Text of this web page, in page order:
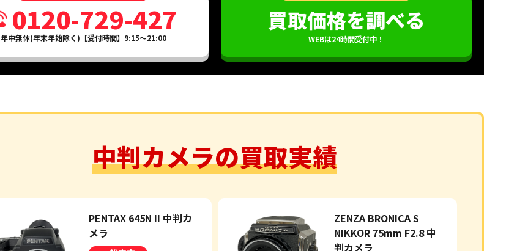
0120-729-427
年中無休(年末年始除く)【受付時間】9:15～21:00
買取価格を調べる
WEBは24時間受付中！
中判カメラの買取実績
PENTAX 645N II 中判カ
メラ
ZENZA BRONICA S
NIKKOR 75mm F2.8 中
判カメラ